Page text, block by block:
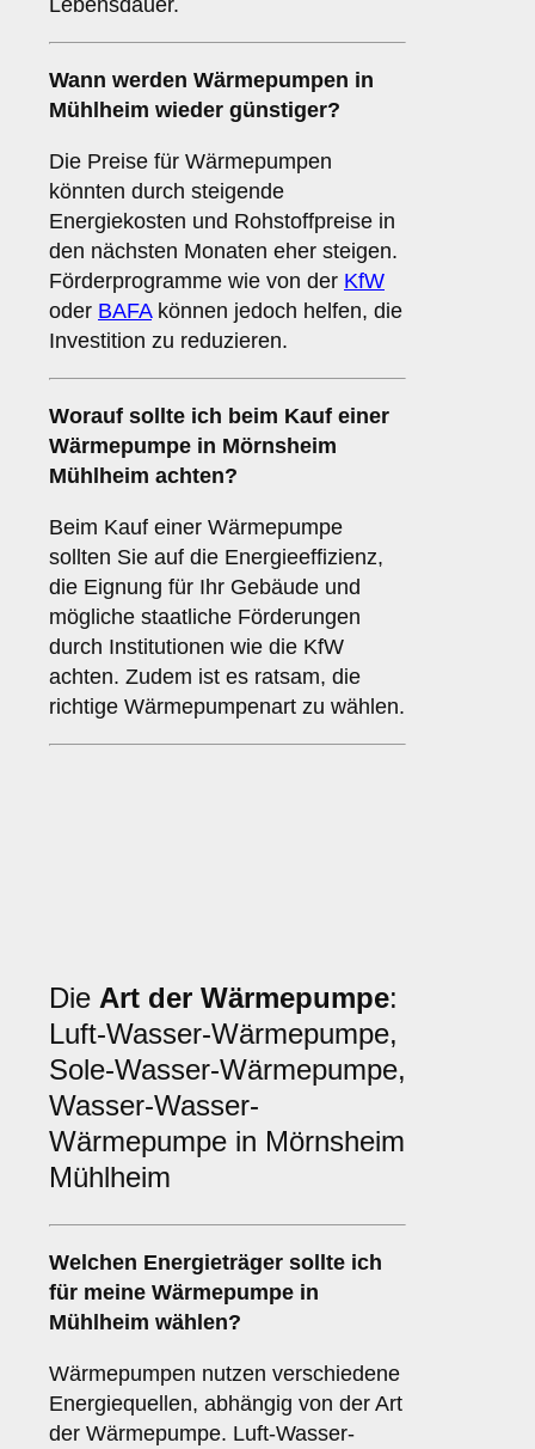
Lebensdauer.
Wann werden Wärmepumpen in
Mühlheim wieder günstiger?
Die Preise für Wärmepumpen
könnten durch steigende
Energiekosten und Rohstoffpreise in
den nächsten Monaten eher steigen.
Förderprogramme wie von der KfW
oder BAFAkönnen jedoch helfen, die
Investition zu reduzieren.
Worauf sollte ich beim Kauf einer
Wärmepumpe in Mörnsheim
Mühlheim achten?
Beim Kauf einer Wärmepumpe
sollten Sie auf die Energieeffizienz,
die Eignung für Ihr Gebäude und
mögliche staatliche Förderungen
durch Institutionen wie die KfW
achten. Zudem ist es ratsam, die
richtige Wärmepumpenart zu wählen.
Die Art der Wärmepumpe:
Luft-Wasser-Wärmepumpe,
Sole-Wasser-Wärmepumpe,
Wasser-Wasser-
Wärmepumpe in Mörnsheim
Mühlheim
Welchen Energieträger sollte ich
für meine Wärmepumpe in
Mühlheim wählen?
Wärmepumpen nutzen verschiedene
Energiequellen, abhängig von der Art
der Wärmepumpe. Luft-Wasser-